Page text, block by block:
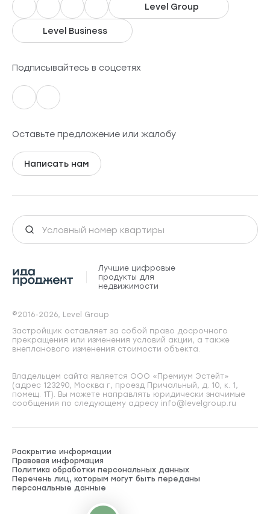
Level Group
Level Business
Подписывайтесь в соцсетях
Оставьте предложение или жалобу
Написать нам
Лучшие цифровые
продукты для
недвижимости
©2016-2026, Level Group
Застройщик оставляет за собой право досрочного
прекращения или изменения условий акции, а также
внепланового изменения стоимости объекта.
Владельцем сайта является ООО «Премиум Эстейт»
(адрес 123290, Москва г, проезд Причальный, д. 10, к. 1,
помещ. 1Т). Вы можете направлять юридически значимые
сообщения по следующему адресу info@levelgroup.ru
Раскрытие информации
Правовая информация
Политика обработки персональных данных
Перечень лиц, которым могут быть переданы
персональные данные